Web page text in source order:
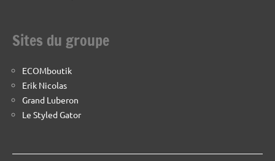
Sites du groupe
ECOMboutik
Erik Nicolas
Grand Luberon
Le Styled Gator